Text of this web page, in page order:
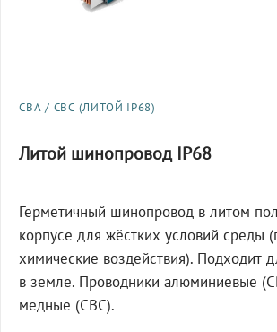
СВА / СВС (ЛИТОЙ IP68)
Литой шинопровод IP68
Герметичный шинопровод в литом
корпусе для жёстких условий среды
химические воздействия). Подходит
в земле. Проводники алюминиевые
медные (СВС).